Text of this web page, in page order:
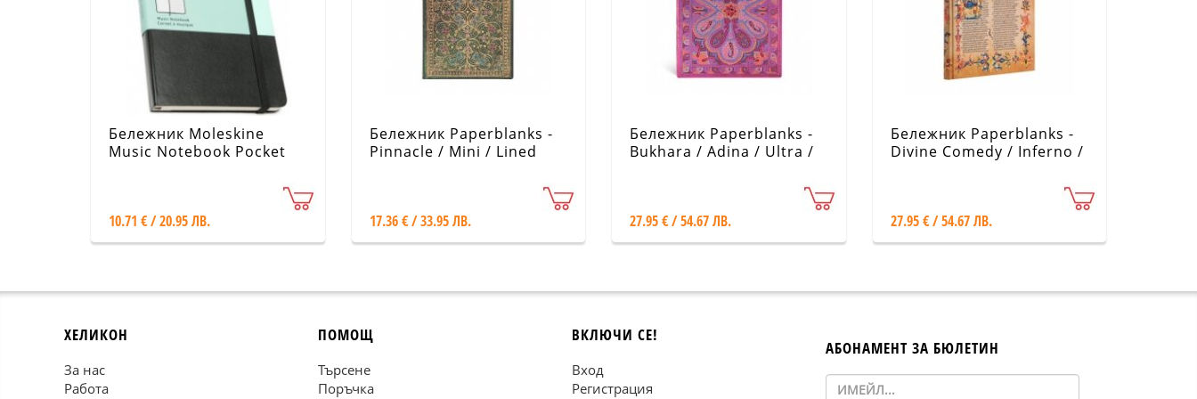
Бележник Moleskine
Music Notebook Pocket
10.71 € / 20.95 ЛВ.
Бележник Paperblanks -
Pinnacle / Mini / Lined
17.36 € / 33.95 ЛВ.
Бележник Paperblanks -
Bukhara / Adina / Ultra /
27.95 € / 54.67 ЛВ.
Бележник Paperblanks -
Divine Comedy / Inferno /
27.95 € / 54.67 ЛВ.
ХЕЛИКОН
За нас
Работа
ПОМОЩ
Търсене
Поръчка
ВКЛЮЧИ СЕ!
Вход
Регистрация
АБОНАМЕНТ ЗА БЮЛЕТИН